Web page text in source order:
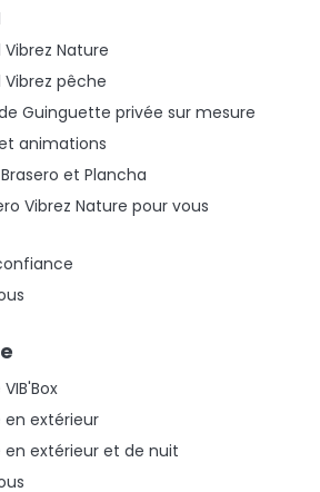
Nature
pêche
Guinguette privée sur mesure
animations
et Plancha
Vibrez Nature pour vous
en extérieur
en extérieur et de nuit